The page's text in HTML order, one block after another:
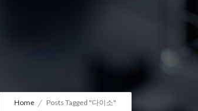
Home Posts Tagged "다이소"